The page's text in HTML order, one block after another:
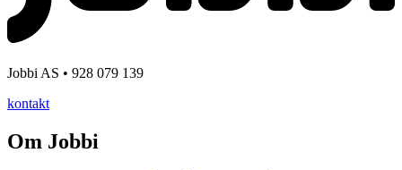
Jobbi AS • 928 079 139
kontakt
Om Jobbi